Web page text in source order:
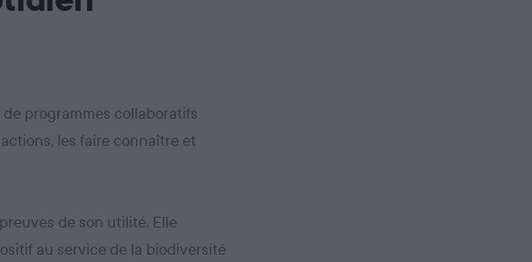
de programmes collaboratifs
les faire connaître et
de son utilité. Elle
au service de la biodiversité